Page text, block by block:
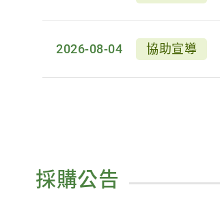
2026-08-04 協助宣導
採購公告